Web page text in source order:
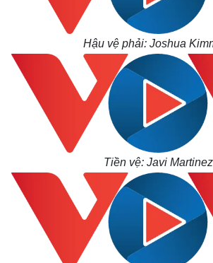
Quan sát
Cuộc sống đó đây
Hồ sơ
Video
E-
Hậu vệ phải: Joshua
Tiền vệ: Javi Martinez